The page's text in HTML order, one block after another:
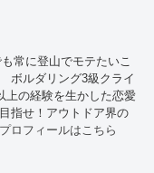
常に登山でモテたいこ
ボルダリング3級クライ
上の経験を生かした恋愛
指せ！アウトドア界の
ロフィールはこちら